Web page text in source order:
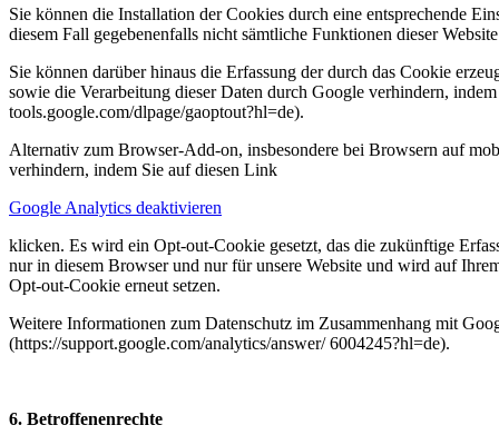
Sie können die Installation der Cookies durch eine entsprechende
diesem Fall gegebenenfalls nicht sämtliche Funktionen dieser
Sie können darüber hinaus die Erfassung der durch das Cookie
sowie die Verarbeitung dieser Daten durch Google verhindern,
tools.google.com/dlpage/gaoptout?hl=de).
Alternativ zum Browser-Add-on, insbesondere bei Browsern auf
verhindern, indem Sie aufdiesen Link
Google Analytics deaktivieren
klicken. Es wird ein Opt-out-Cookie gesetzt, das die zukünftige
nur in diesem Browser und nur für unsere Website und wird auf
Opt-out-Cookie erneut setzen.
Weitere Informationen zum Datenschutz im Zusammenhang mit
(https://support.google.com/analytics/answer/ 6004245?hl=de).
6. Betroffenenrechte